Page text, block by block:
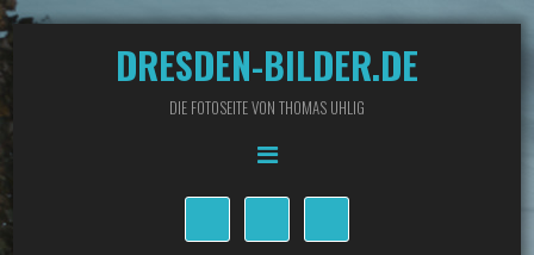
DRESDEN-BILDER.DE
DIE FOTOSEITE VON THOMAS UHLIG